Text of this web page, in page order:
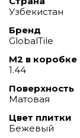
Узбекистан
Бренд
GlobalTile
М2 в коробке
1.44
Поверхность
Матовая
Цвет плитки
Бежевый